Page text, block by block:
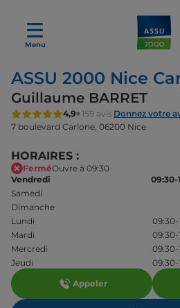
Menu
ASSU 2000 Nice
Guillaume BARRET
4,9 159 avis Donnez votre
7 boulevard Carlone, 06200 Nice
HORAIRES :
FerméOuvre à 09:30
Vendredi
09:30-
Samedi
Dimanche
Lundi
09:30-
Mardi
09:30-
Mercredi
09:30-
Jeudi
09:30-
Appeler